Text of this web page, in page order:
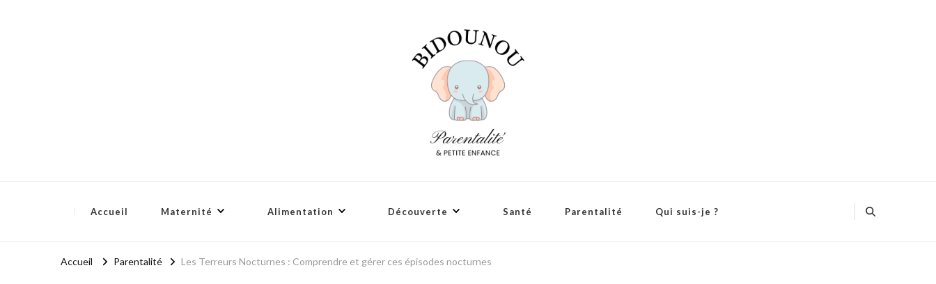
Accueil Maternité Alimentation Découverte Santé Parentalité Qui suis-je ?
Accueil Parentalité Les Terreurs Nocturnes : Comprendre et gérer ces épisodes nocturnes